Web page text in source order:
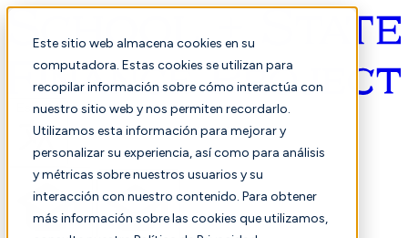
Este sitio web almacena cookies en su
computadora. Estas cookies se utilizan para
recopilar información sobre cómo interactúa con
nuestro sitio web y nos permiten recordarlo.
Utilizamos esta información para mejorar y
personalizar su experiencia, así como para análisis
y métricas sobre nuestros usuarios y su
interacción con nuestro contenido. Para obtener
más información sobre las cookies que utilizamos,
Español